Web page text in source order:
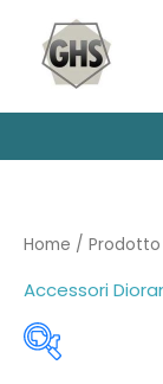
contenuto
Home /
Accessori